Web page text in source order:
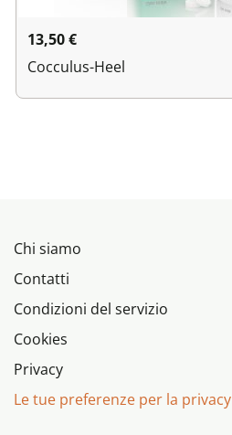
13,50€
Cocculus-Heel
Chi siamo
Contatti
Condizioni del servizio
Cookies
Privacy
Le tue preferenze per la privacy